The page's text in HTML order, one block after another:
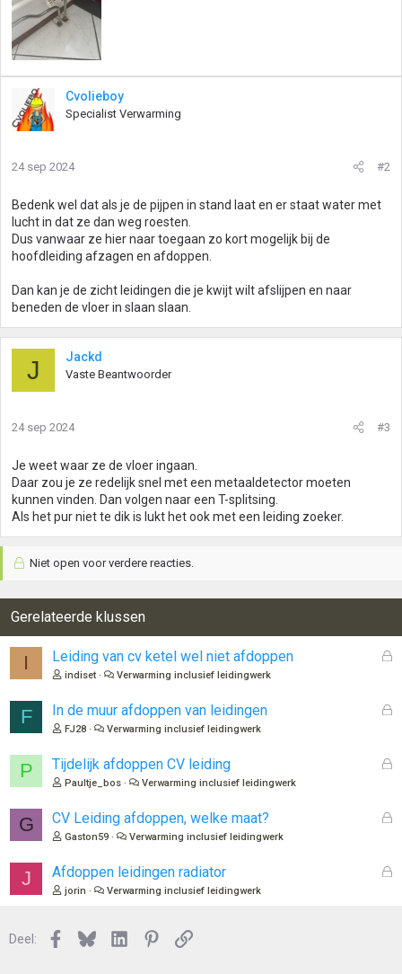
Cvolieboy
Specialist Verwarming
24 sep 2024 #2
Bedenk wel dat als je de pijpen in stand laat en er staat water met
lucht in dat ze dan weg roesten.
Dus vanwaar ze hier naar toegaan zo kort mogelijk bij de
hoofdleiding afzagen en afdoppen.
Dan kan je de zicht leidingen die je kwijt wilt afslijpen en naar
beneden de vloer in slaan slaan.
J Jackd
Vaste Beantwoorder
24 sep 2024 #3
Je weet waar ze de vloer ingaan.
Daar zou je ze redelijk snel met een metaaldetector moeten
kunnen vinden. Dan volgen naar een T-splitsing.
Als het pur niet te dik is lukt het ook met een leiding zoeker.
Niet open voor verdere reacties.
Gerelateerde klussen
I
G
n
Leiding van cv ketel wel niet afdoppen
indiset Verwarming inclusief leidingwerk
F
G
n
In de muur afdoppen van leidingen
FJ28 Verwarming inclusief leidingwerk
P
G
n
Tijdelijk afdoppen CV leiding
Paultje_bos Verwarming inclusief leidingwerk
G
G
CV Leiding afdoppen, welke maat?
Gaston59 Verwarming inclusief leidingwerk
J
G
Afdoppen leidingen radiator
jorin Verwarming inclusief leidingwerk
Deel: Facebook
BlueskyLinkedInPinterest
Link